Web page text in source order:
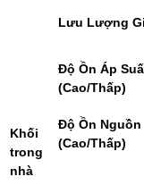
Khối
trong
nhà
Lưu Lượng
Độ Ồn Áp
(Cao/Thấp)
Độ Ồn Nguồn
(Cao/Thấp)